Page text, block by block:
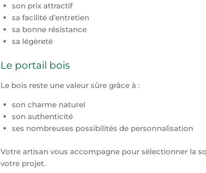
son prix attractif
sa facilité d’entretien
sa bonne résistance
sa légèreté
Le portail bois
Le bois reste une valeur sûre grâce à :
son charme naturel
son authenticité
ses nombreuses possibilités de personnalisation
Votre artisan vous accompagne pour sélectionner la
votre projet.